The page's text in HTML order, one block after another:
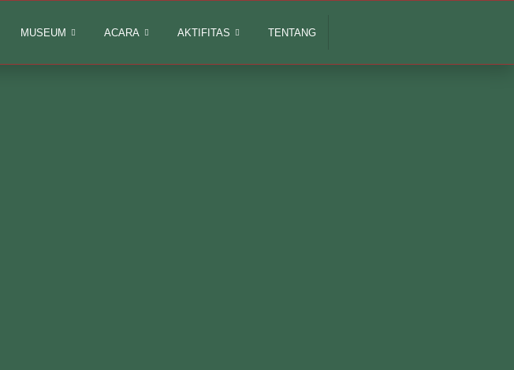
MUSEUM ACARA AKTIFITAS TENTANG